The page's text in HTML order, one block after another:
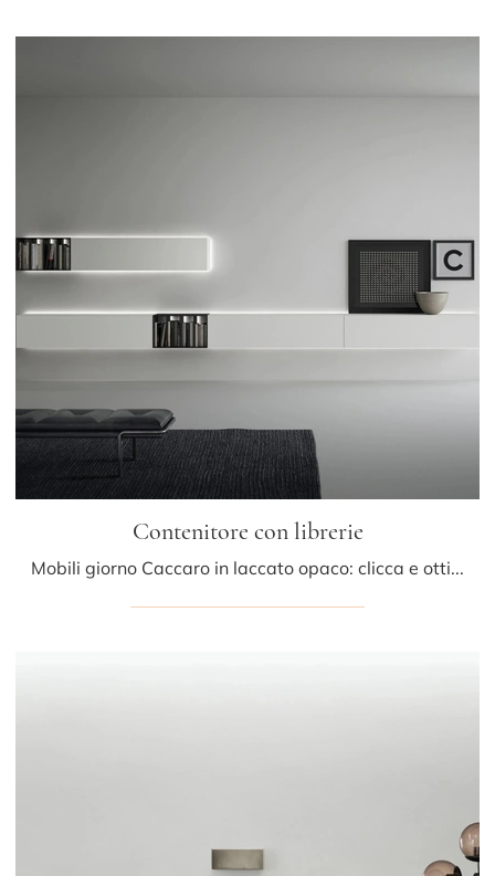
Contenitore con librerie
Mobili giorno Caccaro in laccato opaco: clicca e ottieni informazioni sul modello Contenitore con librerie, ideale per ultimare spazi moderni.